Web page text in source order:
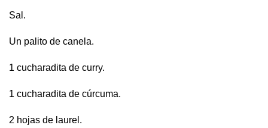
Sal.
Un palito de canela.
1 cucharadita de curry.
1 cucharadita de cúrcuma.
2 hojas de laurel.